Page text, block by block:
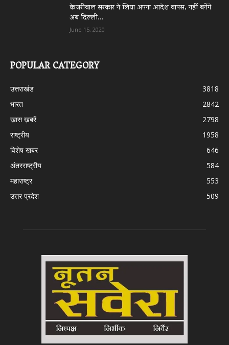
केजरीवाल सरकार ने लिया अपना आदेश वापस, नहीं बनेंगे
अब दिल्ली...
June 15, 2020
POPULAR CATEGORY
उत्तराखंड
3818
भारत
2842
ख़ास ख़बरें
2798
राष्ट्रीय
1958
विशेष खबर
646
अंतरराष्ट्रीय
584
महाराष्ट्र
553
उत्तर प्रदेश
509